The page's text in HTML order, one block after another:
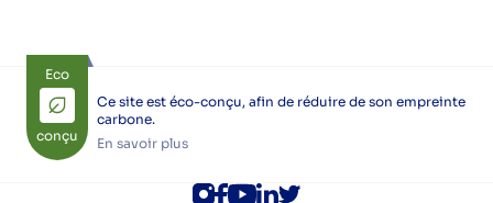
Eco
conçu
Ce site est éco-conçu, afin de réduire de son empreinte
carbone.
En savoir plus